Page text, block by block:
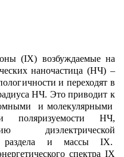
(IX) возбуждаемые на
наночастица (НЧ) –
и переходят в
НЧ. Это приводит к
и молекулярными
поляризуемости НЧ,
диэлектрической
раздела и массы IX.
спектра IX